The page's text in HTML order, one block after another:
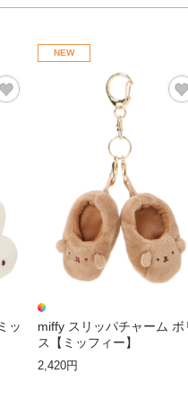
ッ
NEW
miffy スリッパチャーム ボ
ス【ミッフィー】
2,420円